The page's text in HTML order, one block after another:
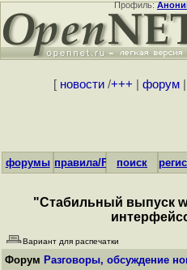
Профиль:
[ новости/+++ форум|
форумы правила/FAQпоиск
"Стабильный выпуск
Вариант для распечатки
Форум Разговоры, обсуждение